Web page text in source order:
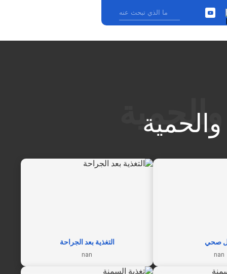
YouTube
والحمية
التغذية بعد الجراحة
nan
صحي
nan